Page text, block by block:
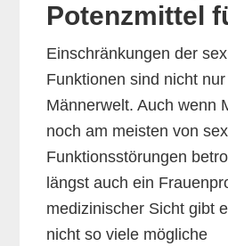
Potenzmittel
Einschränkungen der
Funktionen sind nicht
Männerwelt. Auch wenn
noch am meisten von
Funktionsstörungen
längst auch ein
medizinischer Sicht gibt
nicht so viele mögliche